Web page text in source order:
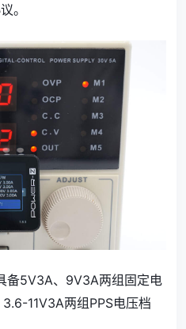
。
备5V3A、9V3A两组固定电
11V3A两组PPS电压档